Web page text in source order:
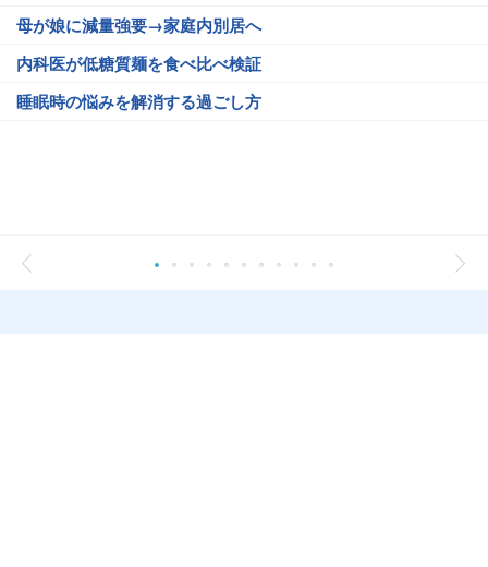
母が娘に減量強要→家庭内別居へ
内科医が低糖質麺を食べ比べ検証
睡眠時の悩みを解消する過ごし方